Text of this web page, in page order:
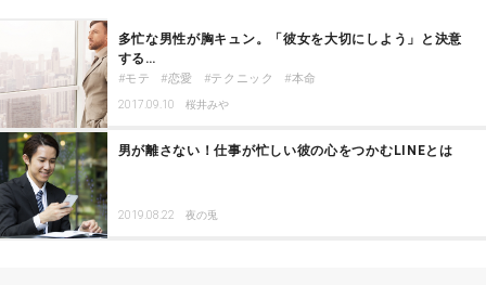
多忙な男性が胸キュン。「彼女を大切にしよう」と決意
する…
モテ 恋愛 テクニック 本命
2017.09.10 桜井みや
男が離さない！仕事が忙しい彼の心をつかむLINEとは
2019.08.22 夜の兎